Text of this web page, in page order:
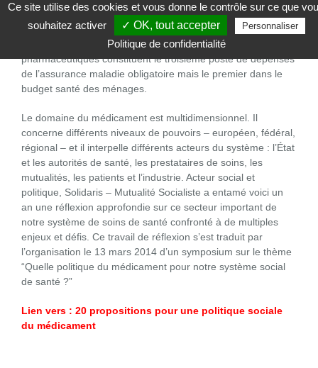
médicaments, dont 4,1 milliards couverts par la Solidarité.
Avec 16% du budget des soins de santé, les spécialités
pharmaceutiques constituent le troisième poste de dépenses
de l’assurance maladie obligatoire mais le premier dans le
budget santé des ménages.
Le domaine du médicament est multidimensionnel. Il
concerne différents niveaux de pouvoirs – européen, fédéral,
régional – et il interpelle différents acteurs du système : l’État
et les autorités de santé, les prestataires de soins, les
mutualités, les patients et l’industrie. Acteur social et
politique, Solidaris – Mutualité Socialiste a entamé voici un
an une réflexion approfondie sur ce secteur important de
notre système de soins de santé confronté à de multiples
enjeux et défis. Ce travail de réflexion s’est traduit par
l’organisation le 13 mars 2014 d’un symposium sur le thème
“Quelle politique du médicament pour notre système social
de santé ?”
Lien vers : 20 propositions pour une politique sociale
du médicament
Ce site utilise des cookies et vous donne le contrôle sur ce que
souhaitez activer
✓ OK, tout accepter Personnaliser
Politique de confidentialité